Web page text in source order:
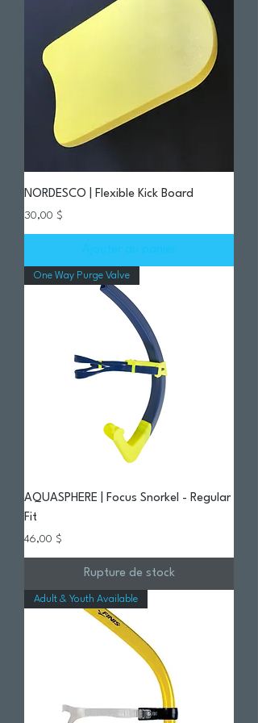
NORDESCO | Flexible Kick Board
Prix
30,00 $
One Way Purge Valve
AQUASPHERE | Focus Snorkel - Regular
Fit
Prix
46,00 $
Rupture de stock
Adult & Youth Available